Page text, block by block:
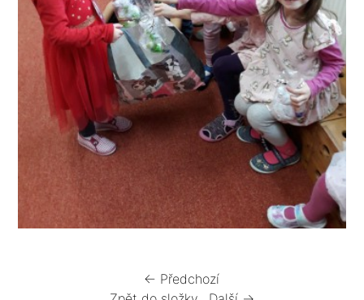
← Předchozí